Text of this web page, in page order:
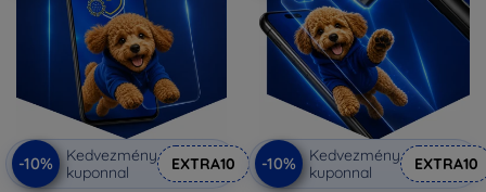
-10%
Kedvezmény
kuponnal
EXTRA10 -10%
Kedvezmény
kuponnal
EXTRA10